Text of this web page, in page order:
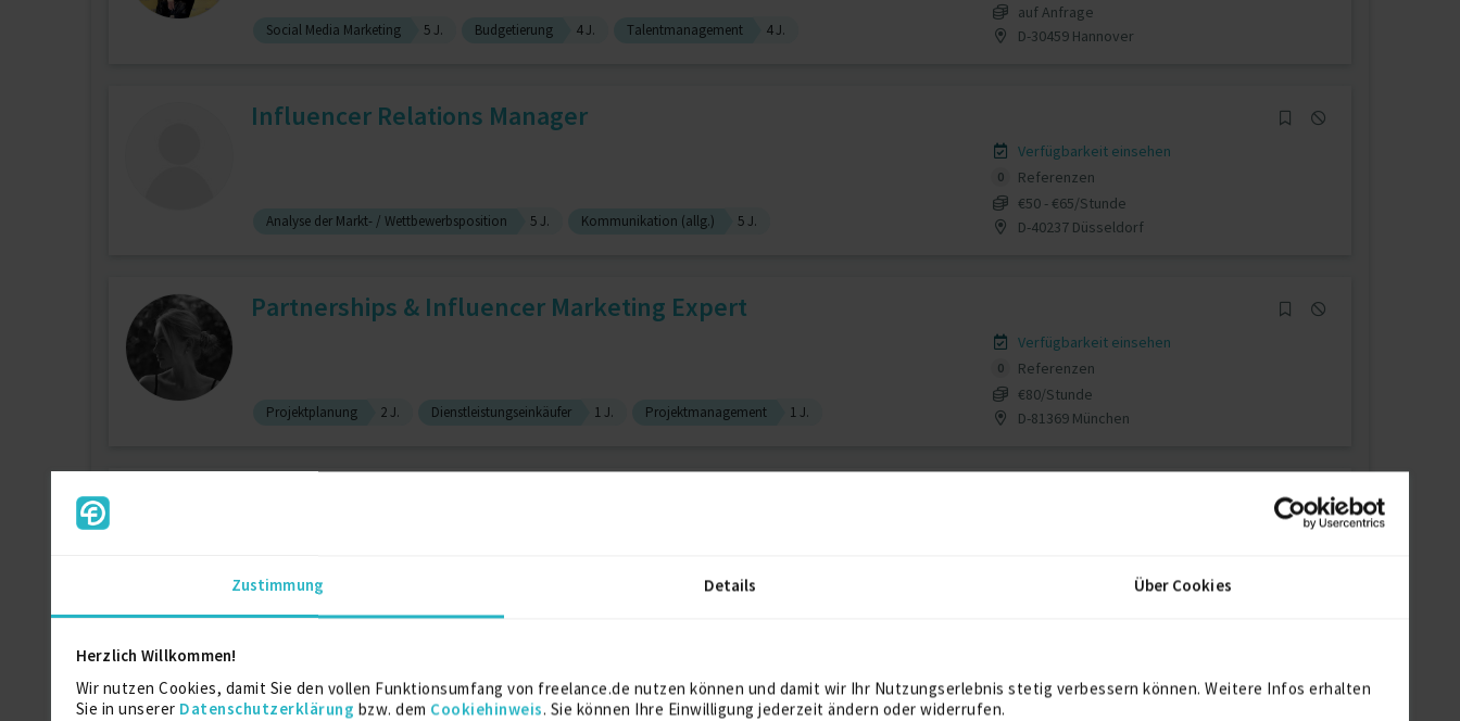
Zustimmung Details Über Cookies
Herzlich Willkommen!
Wir nutzen Cookies, damit Sie den vollen Funktionsumfang von freelance.de nutzen können und damit wir Ihr Nutzungserlebnis stetig verbessern können. Weitere Infos erhalten
Sie in unserer Datenschutzerklärung bzw. dem Cookiehinweis. Sie können Ihre Einwilligung jederzeit ändern oder widerrufen.
Social Media Marketing 5 J. Budgetierung 4 J. Talentmanagement 4 J.
auf Anfrage
D-30459 Hannover
Influencer Relations Manager
Analyse der Markt- / Wettbewerbsposition 5 J. Kommunikation (allg.) 5 J.
Verfügbarkeit einsehen
0
Referenzen
€50 - €65/Stunde
D-40237 Düsseldorf
Partnerships & Influencer Marketing Expert
Projektplanung 2 J. Dienstleistungseinkäufer 1 J. Projektmanagement 1 J.
Verfügbarkeit einsehen
0
Referenzen
€80/Stunde
D-81369 München
Influencer Marketing mit Substanz | Gründer von...